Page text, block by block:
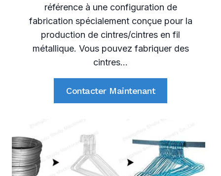
référence à une configuration de
fabrication spécialement conçue pour la
production de cintres/cintres en fil
métallique. Vous pouvez fabriquer des
cintres…
Contacter Maintenant